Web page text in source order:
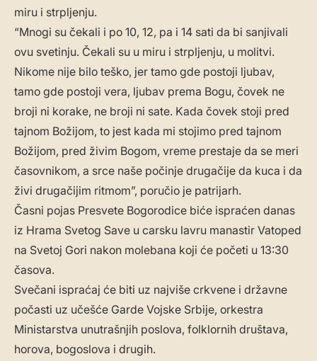
miru i strpljenju.
“Mnogi su čekali i po 10, 12, pa i 14 sati da bi sanjivali
ovu svetinju. Čekali su u miru i strpljenju, u molitvi.
Nikome nije bilo teško, jer tamo gde postoji ljubav,
tamo gde postoji vera, ljubav prema Bogu, čovek ne
broji ni korake, ne broji ni sate. Kada čovek stoji pred
tajnom Božijom, to jest kada mi stojimo pred tajnom
Božijom, pred živim Bogom, vreme prestaje da se meri
časovnikom, a srce naše počinje drugačije da kuca i da
živi drugačijim ritmom”, poručio je patrijarh.
Časni pojas Presvete Bogorodice biće ispraćen danas
iz Hrama Svetog Save u carsku lavru manastir Vatoped
na Svetoj Gori nakon molebana koji će početi u 13:30
časova.
Svečani ispraćaj će biti uz najviše crkvene i državne
počasti uz učešće Garde Vojske Srbije, orkestra
Ministarstva unutrašnjih poslova, folklornih društava,
horova, bogoslova i drugih.